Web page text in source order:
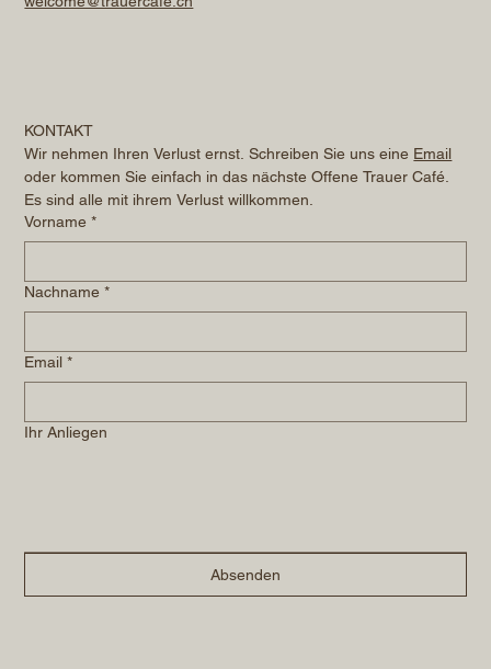
KONTAKT
Wir nehmen Ihren Verlust ernst. Schreiben Sie uns eine Email
oder kommen Sie einfach in das nächste Offene Trauer Café.
Es sind alle mit ihrem Verlust willkommen.
Vorname *
Nachname *
Email *
Ihr Anliegen
Absenden